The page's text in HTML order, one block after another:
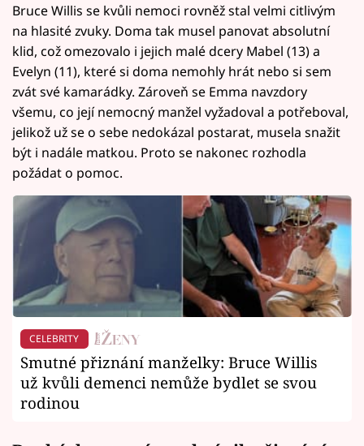
Bruce Willis se kvůli nemoci rovněž stal velmi citlivým
na hlasité zvuky. Doma tak musel panovat absolutní
klid, což omezovalo i jejich malé dcery Mabel (13) a
Evelyn (11), které si doma nemohly hrát nebo si sem
zvát své kamarádky. Zároveň se Emma navzdory
všemu, co její nemocný manžel vyžadoval a potřeboval,
jelikož už se o sebe nedokázal postarat, musela snažit
být i nadále matkou. Proto se nakonec rozhodla
požádat o pomoc.
CELEBRITY
Smutné přiznání manželky: Bruce Willis
už kvůli demenci nemůže bydlet se svou
rodinou